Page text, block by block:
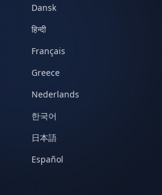
Dansk
हिन्दी
Français
Greece
Nederlands
한국어
日本語
Español